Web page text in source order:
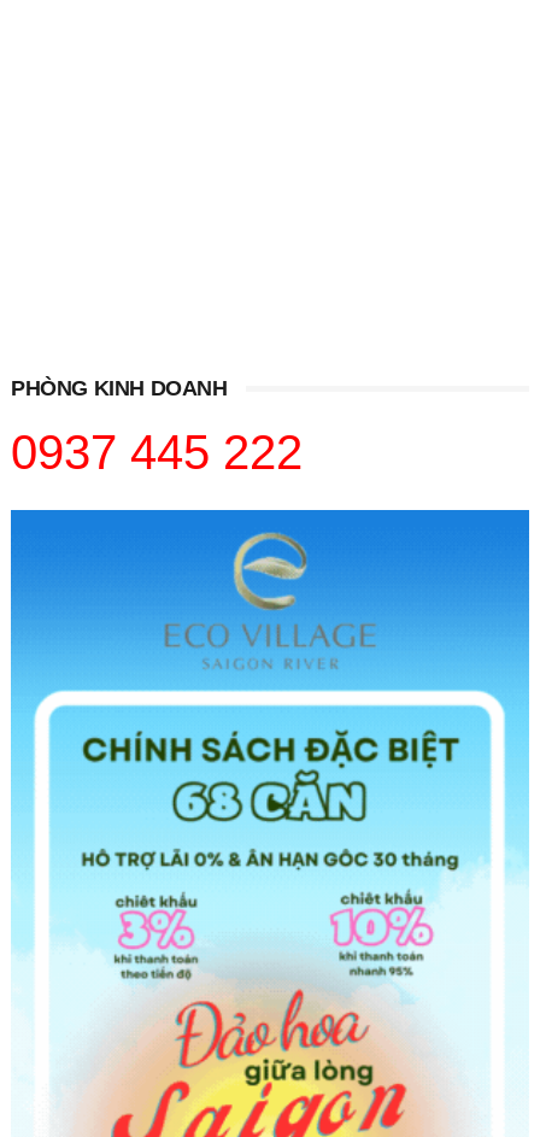
PHÒNG KINH DOANH
0937 445 222